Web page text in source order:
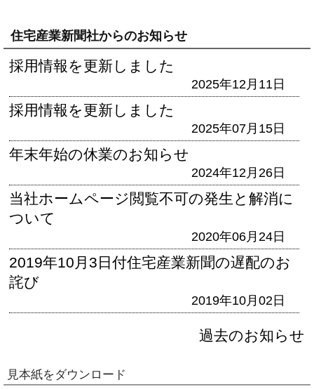
住宅産業新聞社からのお知らせ
採用情報を更新しました
2025年12月11日
採用情報を更新しました
2025年07月15日
年末年始の休業のお知らせ
2024年12月26日
当社ホームページ閲覧不可の発生と解消に
ついて
2020年06月24日
2019年10月3日付住宅産業新聞の遅配のお
詫び
2019年10月02日
過去のお知らせ
見本紙をダウンロード